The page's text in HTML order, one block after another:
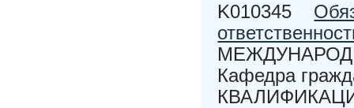
K010345
Кафедра